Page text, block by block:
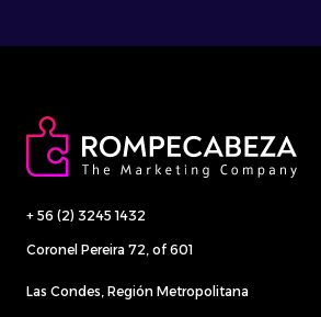
inmanejable. Por […]
+ 56 (2) 3245 1432
Coronel Pereira 72, of 601
Las Condes, Región Metropolitana